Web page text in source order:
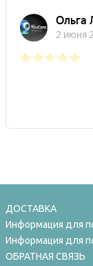
ДОСТАВКА
Информация для
Информация для
ОБРАТНАЯ СВЯЗЬ